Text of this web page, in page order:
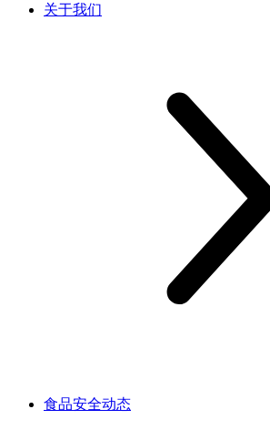
关于我们
食品安全动态